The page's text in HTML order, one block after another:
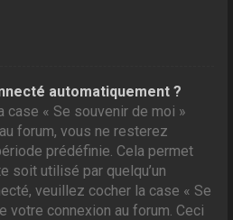
automatiquement ?
case « Se souvenir de moi »
forum, vous ne resterez
prédéfinie. Cela permet
soit utilisé par quelqu’un
veuillez cocher la case « Se
votre connexion au forum. Ceci